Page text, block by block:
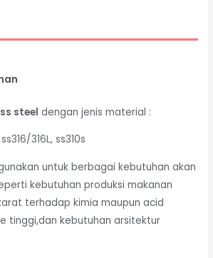
steel dengan jenis material :
316L, ss310s
untuk berbagai kebutuhan akan
kebutuhan produksi makanan
terhadap kimia maupun acid
tinggi,dan kebutuhan arsitektur